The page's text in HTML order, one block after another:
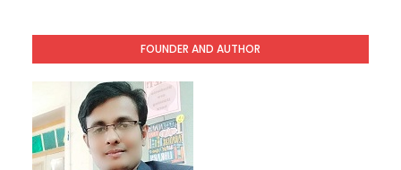
FOUNDER AND AUTHOR